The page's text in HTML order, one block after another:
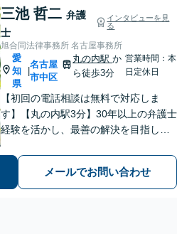
います。【初回面談無
料】【夜間休日対応
士、税理士などと連携して
円滑な問題解決を目指しま
す。【初回面談無料】
三池 哲二 弁護
士
インタビューを見
る
旭合同法律事務所 名古屋事務所
愛
知
県
|
名古屋
市中区
丸の内駅か
ら徒歩3分
営業時間：本
日定休日
【初回の電話相談は無料で対応しま
す】【丸の内駅3分】30年以上の弁護士
経験を活かし、最善の解決を目指しま
向けて尽力【労働問題】証拠集め・準
備から親身にサポート【他士業と連
携】
メールでお問い合わせ